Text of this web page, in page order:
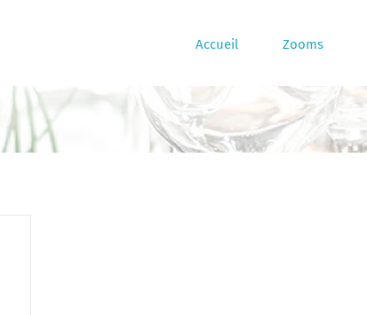
Accueil Zooms